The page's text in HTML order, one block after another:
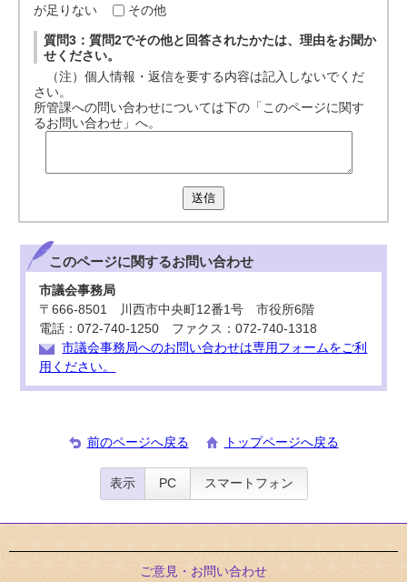
が足りない
その他
質問3：質問2でその他と回答されたかたは、理由をお聞か
せください。
（注）個人情報・返信を要する内容は記入しないでくだ
さい。
所管課への問い合わせについては下の「このページに関す
るお問い合わせ」へ。
送信
このページに関するお問い合わせ
市議会事務局
〒666-8501 川西市中央町12番1号 市役所6階
電話：072-740-1250 ファクス：072-740-1318
市議会事務局へのお問い合わせは専用フォームをご利
用ください。
前のページへ戻る トップページへ戻る
表示 PC スマートフォン
ご意見・お問い合わせ